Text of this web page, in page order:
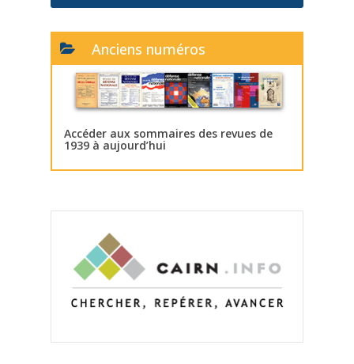
Anciens numéros
Accéder aux sommaires des revues de
1939 à aujourd’hui